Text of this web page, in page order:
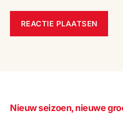
Nieuw seizoen, nieuwe